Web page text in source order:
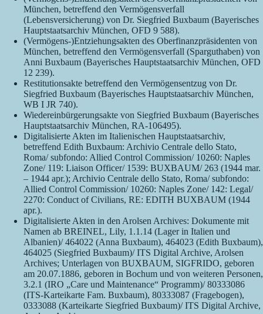
München, betreffend den Vermögensverfall
(Lebensversicherung) von Dr. Siegfried Buxbaum (Bayerisches
Hauptstaatsarchiv München, OFD 9 588).
(Vermögens-)Entziehungsakten des Oberfinanzpräsidenten von
München, betreffend den Vermögensverfall (Sparguthaben) von
Anni Buxbaum (Bayerisches Hauptstaatsarchiv München, OFD
12 239).
Restitutionsakte betreffend den Vermögensentzug von Dr.
Siegfried Buxbaum (Bayerisches Hauptstaatsarchiv München,
WB I JR 740).
Wiedereinbürgerungsakte von Siegfried Buxbaum (Bayerisches
Hauptstaatsarchiv München, RA-106495).
Digitalisierte Akten im Italienischen Hauptstaatsarchiv,
betreffend Edith Buxbaum: Archivio Centrale dello Stato,
Roma/ subfondo: Allied Control Commission/ 10260: Naples
Zone/ 119: Liaison Officer/ 1539: BUXBAUM/ 263 (1944 mar.
– 1944 apr.); Archivio Centrale dello Stato, Roma/ subfondo:
Allied Control Commission/ 10260: Naples Zone/ 142: Legal/
2270: Conduct of Civilians, RE: EDITH BUXBAUM (1944
apr.).
Digitalisierte Akten in den Arolsen Archives: Dokumente mit
Namen ab BREINEL, Lily, 1.1.14 (Lager in Italien und
Albanien)/ 464022 (Anna Buxbaum), 464023 (Edith Buxbaum),
464025 (Siegfried Buxbaum)/ ITS Digital Archive, Arolsen
Archives; Unterlagen von BUXBAUM, SIGFRIDO, geboren
am 20.07.1886, geboren in Bochum und von weiteren Personen,
3.2.1 (IRO „Care und Maintenance“ Programm)/ 80333086
(ITS-Karteikarte Fam. Buxbaum), 80333087 (Fragebogen),
0333088 (Karteikarte Siegfried Buxbaum)/ ITS Digital Archive,